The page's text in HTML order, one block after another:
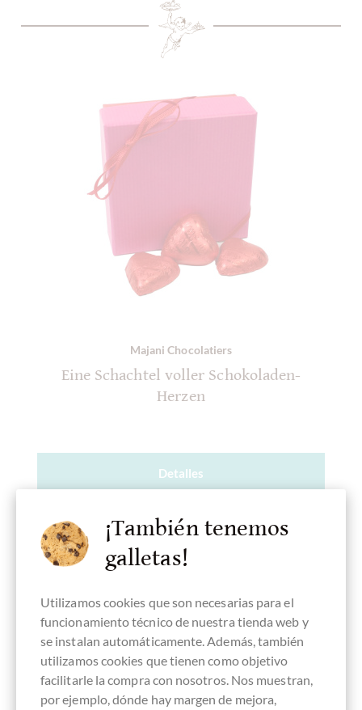
Majani Chocolatiers
Eine Schachtel voller Schokoladen-
Herzen
Detalles
¡Actualmente agotado !
Recordar
¡También tenemos
galletas!
Utilizamos cookies que son necesarias para el
funcionamiento técnico de nuestra tienda web y
se instalan automáticamente. Además, también
utilizamos cookies que tienen como objetivo
facilitarle la compra con nosotros. Nos muestran,
por ejemplo, dónde hay margen de mejora,